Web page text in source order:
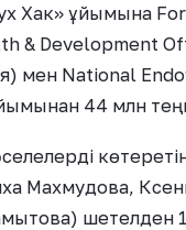
Хак» ұйымына
& Development
мен National
44 млн
Махмудова,
шетелден